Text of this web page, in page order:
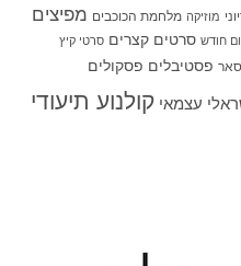
מוזיקה מלחמת הכוכבים מפיצים
חודש סרטים קצרים סרטי קיץ
פסטיבלים פסקולים
עצמאי קולנוע תיעודי